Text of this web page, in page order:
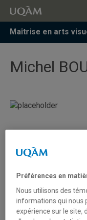
Accéder
recherche
Accéder
menu
pricipal
Accéder
zone
Maîtrise en arts
Michel
enjeu
Notice
Titre :Quand
Préférences en
Nous utilisons des
informations qui nous
expérience sur le site,